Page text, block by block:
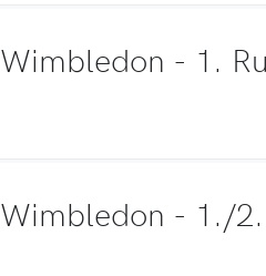
Wimbledon - 1.
Wimbledon - 1./